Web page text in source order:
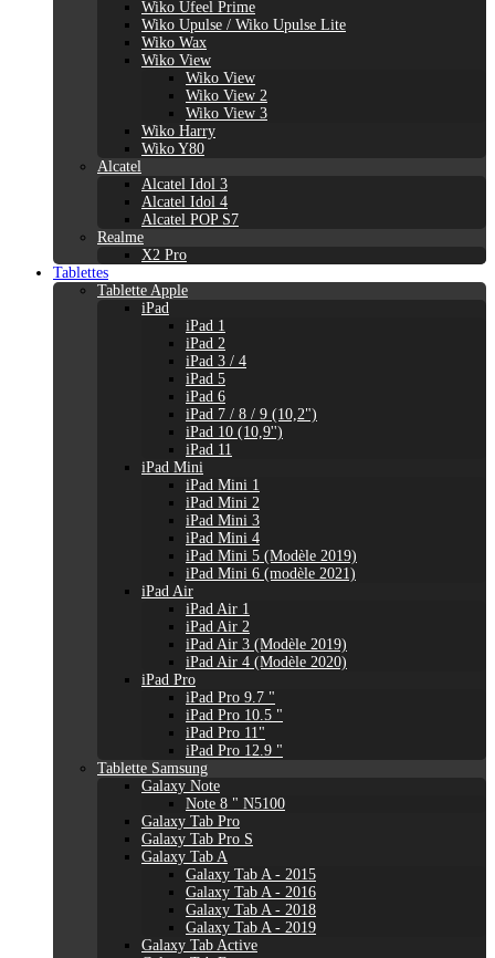
Wiko Ufeel Prime
Wiko Upulse / Wiko Upulse Lite
Wiko Wax
Wiko View
Wiko View
Wiko View 2
Wiko View 3
Wiko Harry
Wiko Y80
Alcatel
Alcatel Idol 3
Alcatel Idol 4
Alcatel POP S7
Realme
X2 Pro
Tablettes
Tablette Apple
iPad
iPad 1
iPad 2
iPad 3 / 4
iPad 5
iPad 6
iPad 7 / 8 / 9 (10,2")
iPad 10 (10,9'')
iPad 11
iPad Mini
iPad Mini 1
iPad Mini 2
iPad Mini 3
iPad Mini 4
iPad Mini 5 (Modèle 2019)
iPad Mini 6 (modèle 2021)
iPad Air
iPad Air 1
iPad Air 2
iPad Air 3 (Modèle 2019)
iPad Air 4 (Modèle 2020)
iPad Pro
iPad Pro 9.7 "
iPad Pro 10.5 "
iPad Pro 11"
iPad Pro 12.9 "
Tablette Samsung
Galaxy Note
Note 8 " N5100
Galaxy Tab Pro
Galaxy Tab Pro S
Galaxy Tab A
Galaxy Tab A - 2015
Galaxy Tab A - 2016
Galaxy Tab A - 2018
Galaxy Tab A - 2019
Galaxy Tab Active